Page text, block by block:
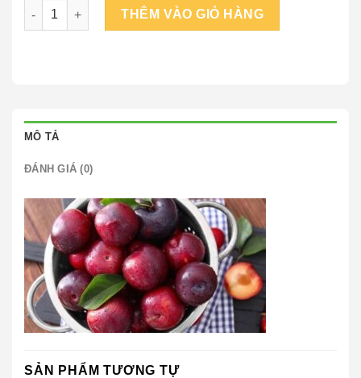
Mận Tươi 1kg số lượng
THÊM VÀO GIỎ HÀNG
MÔ TẢ
ĐÁNH GIÁ (0)
SẢN PHẨM TƯƠNG TỰ